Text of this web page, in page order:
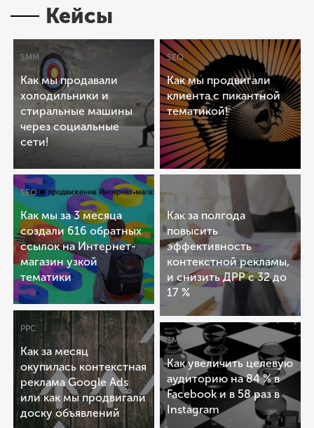
Все эти процессы постоянно нуждаются в
корректировке.
хотите рекламироваться. Больше вы можете получить из
справочного руководства Google Ads
Кейсы
SMM
Как мы продавали
холодильники и
стиральные машины
через социальные
сети!
SEO
Как мы продвигали
клиента с пикантной
тематикой!
SEO
Как мы за 3 месяца
создали 616 обратных
ссылок на Интернет-
магазин узкой
тематики
PPC
Как за полгода
повысить
эффективность
контекстной рекламы,
и снизить ДРР с 32 до
17 %
PPC
Как за месяц
окупилась контекстная
реклама Google Ads
или как мы продвигали
доску объявлений
SMM
Как увеличить целевую
аудиторию на 84 % в
Facebook и в 58 раз в
Instagram